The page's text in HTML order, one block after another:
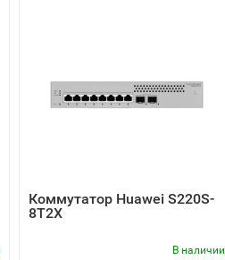
Коммутатор Huawei S220S-
8T2X
В наличии